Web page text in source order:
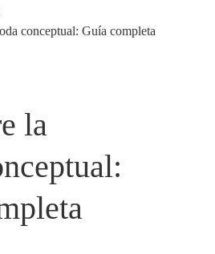
conceptual: Guía completa
la